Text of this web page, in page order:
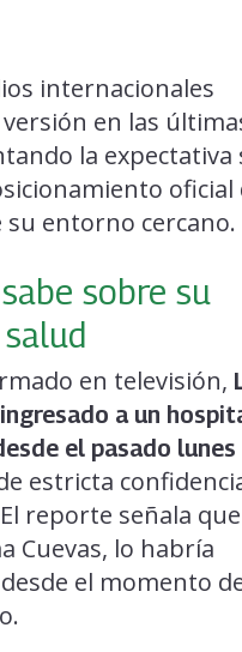
internacionales
en las
la expectativa
oficial
su entorno cercano.
sobre su
en televisión,
a un
el pasado lunes
estricta
reporte señala
Cuevas, lo habría
el momento